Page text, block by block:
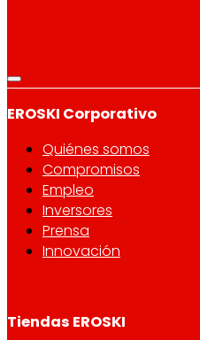
EROSKI Corporativo
Quiénes somos
Compromisos
Empleo
Inversores
Prensa
Innovación
Tiendas EROSKI